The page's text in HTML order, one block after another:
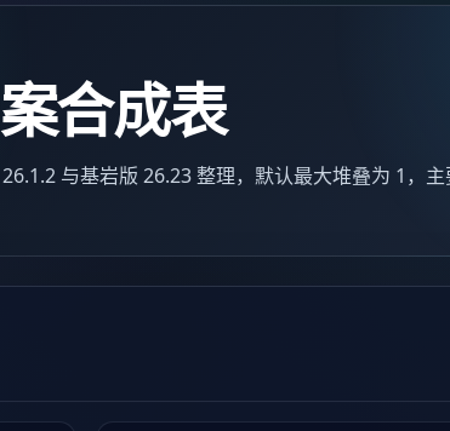
合成表
与基岩版 26.23 整理，默认最大堆叠为 1，